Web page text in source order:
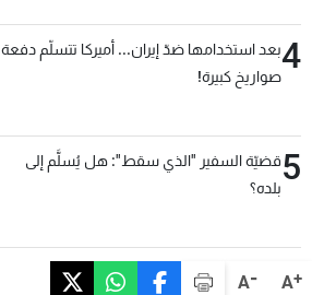
A+
A-
4بعد استخدامها ضدّ إيران... أميركا تتسلّم دفعة
صواريخ كبيرة!
5قضيّة السفير "الذي سقط": هل يُسلَّم إلى
بلده؟